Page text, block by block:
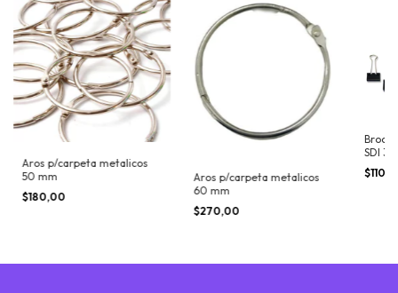
Aros p/carpeta metalicos
50 mm
$180,00
Aros p/carpeta metalicos
60 mm
$270,00
SDI